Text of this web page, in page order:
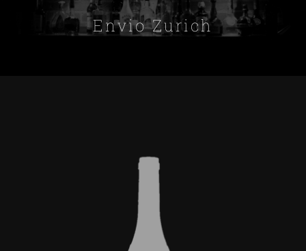
Envio Zurich